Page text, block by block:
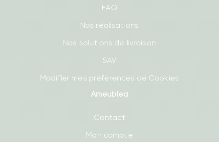
FAQ
Nos réalisations
Nos solutions de livraison
SAV
Modifier mes préférences de Cookies
Ameublea
Contact
Mon compte